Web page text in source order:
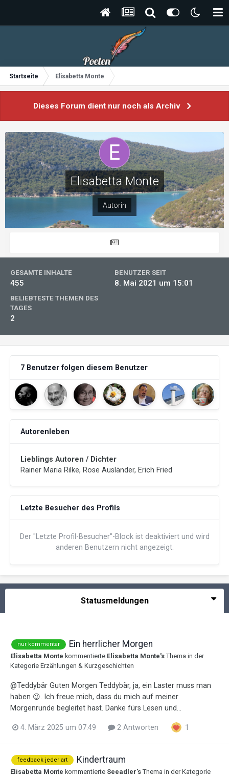
Startseite Elisabetta Monte
Dieses Forum dient nur noch als Archiv
Elisabetta Monte
Autorin
GESAMTE INHALTE
455
BENUTZER SEIT
8. Mai 2021 um 15:01
BELIEBTESTE THEMEN DES
TAGES
2
7 Benutzer folgen diesem Benutzer
Autorenleben
Lieblings Autoren / Dichter
Rainer Maria Rilke, Rose Ausländer, Erich Fried
Letzte Besucher des Profils
Der "Letzte Profil-Besucher"-Block ist deaktiviert und wird
anderen Benutzern nicht angezeigt.
Statusmeldungen
nur kommentar Ein herrlicher Morgen
Elisabetta Monte kommentierte Elisabetta Monte's Thema in der
Kategorie Erzählungen & Kurzgeschichten
@Teddybär Guten Morgen Teddybär, ja, ein Laster muss man
haben 😉. Ich freue mich, dass du mich auf meiner
Morgenrunde begleitet hast. Danke fürs Lesen und...
4. März 2025 um 07:49 2 Antworten 1
feedback jeder art Kindertraum
Elisabetta Monte kommentierte Seeadler's Thema in der Kategorie